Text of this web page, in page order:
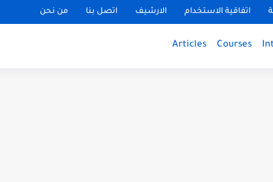
اتفاقية الاستخدام الارشيف اتصل بنا من نحن
Courses
Articles